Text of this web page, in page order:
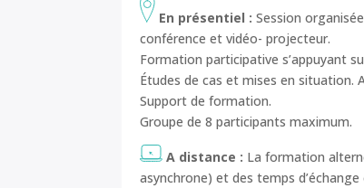
En présentiel : Session
conférence et vidéo- projecteur.
Formation participative s’appuyant
Études de cas et mises en situation.
Support de formation.
Groupe de 8 participants maximum.
A distance : La formation
asynchrone) et des temps